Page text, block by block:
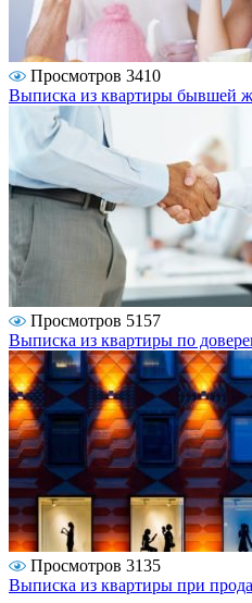
Просмотров 3410
Выписка из квартиры бывшей
Просмотров 5157
Выписка из квартиры по
Просмотров 3135
Выписка из квартиры при